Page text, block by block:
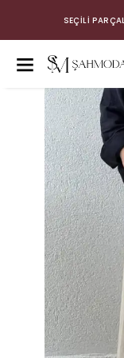
SEÇİLİ